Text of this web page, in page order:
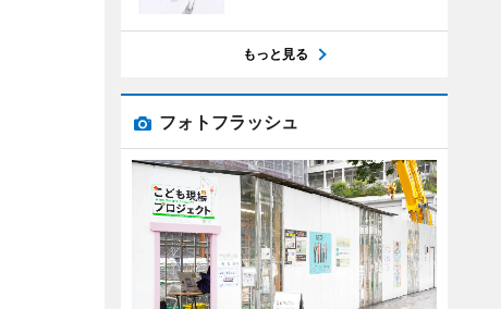
もっと見る
フォトフラッシュ